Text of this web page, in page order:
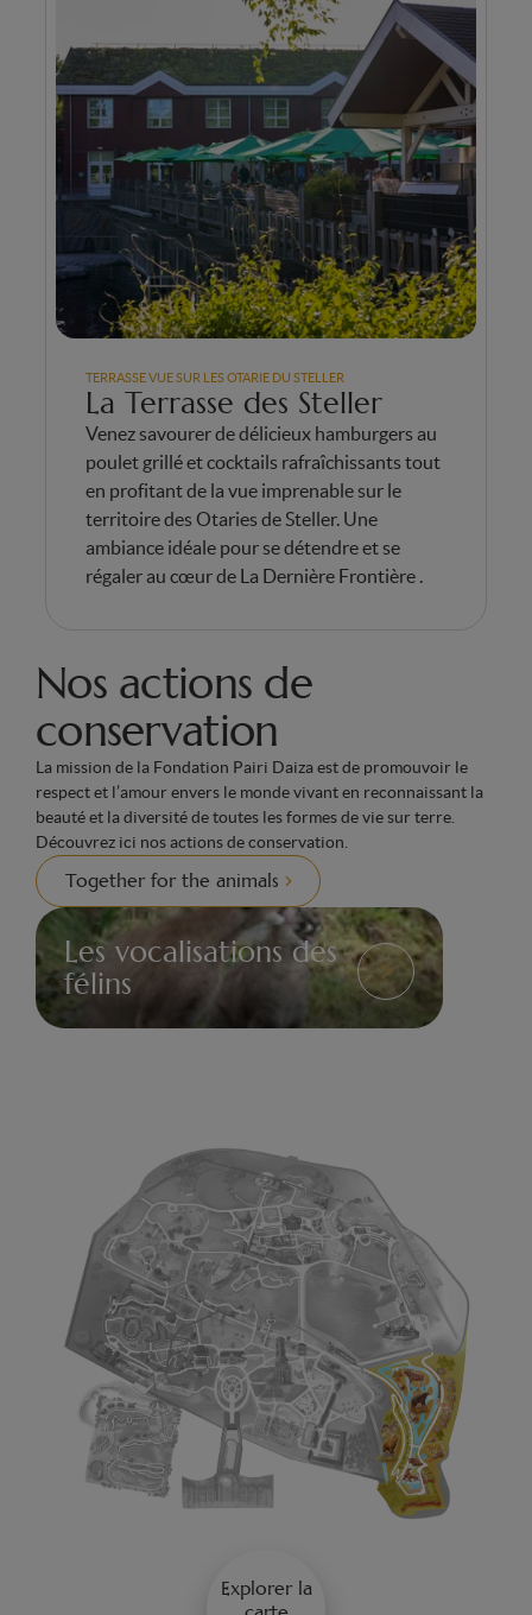
TERRASSE VUE SUR LES OTARIE DU STELLER
La Terrasse des Steller
Venez savourer de délicieux hamburgers au
poulet grillé et cocktails rafraîchissants tout
en profitant de la vue imprenable sur le
territoire des Otaries de Steller. Une
ambiance idéale pour se détendre et se
régaler au cœur de La Dernière Frontière .
Nos actions de
conservation
La mission de la Fondation Pairi Daiza est de promouvoir le
respect et l’amour envers le monde vivant en reconnaissant la
beauté et la diversité de toutes les formes de vie sur terre.
Découvrez ici nos actions de conservation.
Together for the animals
Projet
vocalise
Les vocalisations des
félins
Explorer la